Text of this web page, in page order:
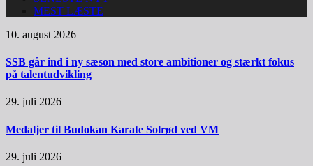
MEST LÆSTE
10. august 2026
SSB går ind i ny sæson med store ambitioner og stærkt fokus
på talentudvikling
29. juli 2026
Medaljer til Budokan Karate Solrød ved VM
29. juli 2026